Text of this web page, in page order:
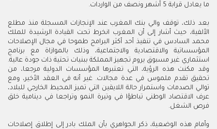
ما يعادل قرابة 5 أشهر ونصف من الواردات.
بعد ذلك، توقف والي بنك المغرب عند الإنجازات المسجلة منذ مطلع
الألفية، حيث أشار إلى أن المغرب انخرط تحت القيادة الرشيدة للملك
محمد السادس في تنفيذ أحد أكثر البرامج طموحا في مجال الإصلاحات
المؤسساتية والاقتصادية والاجتماعية، وذلك بالموازاة مع برنامج
استثماري غير مسبوق يروم تجهيز المملكة ببنيات تحتية ذات جودة عالية.
وقد مكنت هذه الرؤية، التي تعتبرها المؤسسات الدولية مرجعا، من
تحقيق تقدم ملموس في عدة مجالات. غير أنه في العقد الأخير، ومع
توالي الصدمات واستمرار حالة اللايقين التي تميز المحيط الخارجي للبلاد،
عرف الاقتصاد الوطني تباطؤا في وتيرة النمو وتراجعا في دينامية خلق
فرص الشغل.
وأمام هذه الوضعية، ذكر الجواهري بأن الملك بادر إلى إطلاق إصلاحات